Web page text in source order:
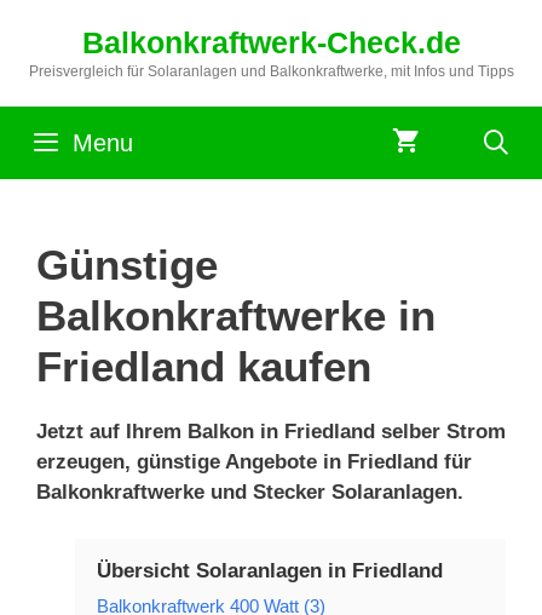
springen
Balkonkraftwerk-Check.de
Preisvergleich für Solaranlagen und Balkonkraftwerke, mit Infos und Tipps
Menu
Günstige
Balkonkraftwerke in
Friedland kaufen
Jetzt auf Ihrem Balkon in Friedland selber Strom
erzeugen, günstige Angebote in Friedland für
Balkonkraftwerke und Stecker Solaranlagen.
Übersicht Solaranlagen in Friedland
Balkonkraftwerk 400 Watt (3)